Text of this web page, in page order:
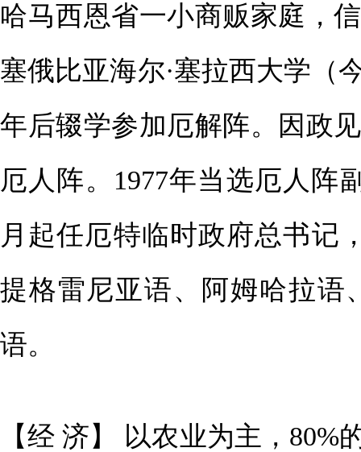
哈马西恩省一小商贩家庭，
塞俄比亚海尔·塞拉西大学（
年后辍学参加厄解阵。因政
厄人阵。1977年当选厄人阵
月起任厄特临时政府总书记
提格雷尼亚语、阿姆哈拉语
语。
【经 济】 以农业为主，